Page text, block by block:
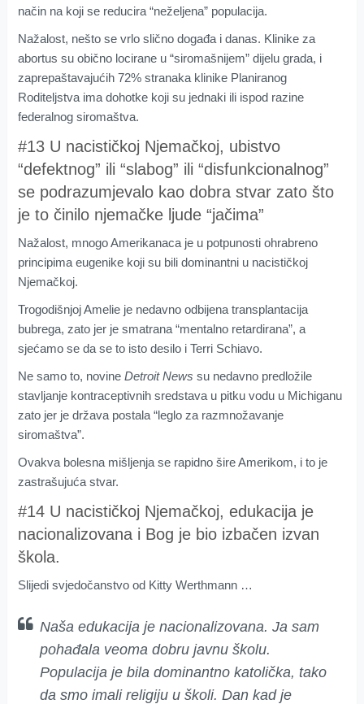
način na koji se reducira “neželjena” populacija.
Nažalost, nešto se vrlo slično događa i danas. Klinike za
abortus su obično locirane u “siromašnijem” dijelu grada, i
zaprepaštavajućih 72% stranaka klinike Planiranog
Roditeljstva ima dohotke koji su jednaki ili ispod razine
federalnog siromaštva.
#13 U nacističkoj Njemačkoj, ubistvo
“defektnog” ili “slabog” ili “disfunkcionalnog”
se podrazumjevalo kao dobra stvar zato što
je to činilo njemačke ljude “jačima”
Nažalost, mnogo Amerikanaca je u potpunosti ohrabreno
principima eugenike koji su bili dominantni u nacističkoj
Njemačkoj.
Trogodišnjoj Amelie je nedavno odbijena transplantacija
bubrega, zato jer je smatrana “mentalno retardirana”, a
sjećamo se da se to isto desilo i Terri Schiavo.
Ne samo to, novine Detroit News su nedavno predložile
stavljanje kontraceptivnih sredstava u pitku vodu u Michiganu
zato jer je država postala “leglo za razmnožavanje
siromaštva”.
Ovakva bolesna mišljenja se rapidno šire Amerikom, i to je
zastrašujuća stvar.
#14 U nacističkoj Njemačkoj, edukacija je
nacionalizovana i Bog je bio izbačen izvan
škola.
Slijedi svjedočanstvo od Kitty Werthmann …
Naša edukacija je nacionalizovana. Ja sam
pohađala veoma dobru javnu školu.
Populacija je bila dominantno katolička, tako
da smo imali religiju u školi. Dan kad je